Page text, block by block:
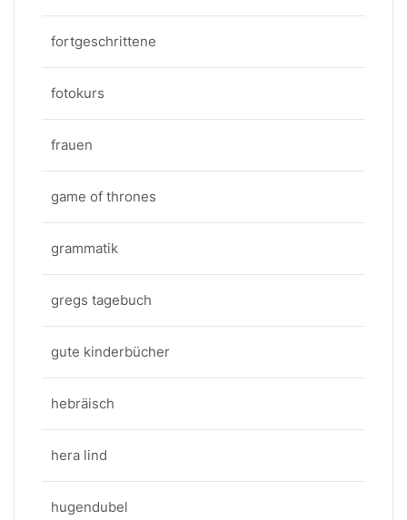
fortgeschrittene
fotokurs
frauen
game of thrones
grammatik
gregs tagebuch
gute kinderbücher
hebräisch
hera lind
hugendubel